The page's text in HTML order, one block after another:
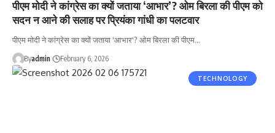
पीएम मोदी ने कांग्रेस का क्यों जताया ‘आभार’? ओम बिरला की पीएम को
सदन न आने की सलाह पर प्रियंका गांधी का पलटवार
पीएम मोदी ने कांग्रेस का क्यों जताया 'आभार'? ओम बिरला की पीएम…
Byadmin February 6, 2026
TECHNOLOGY